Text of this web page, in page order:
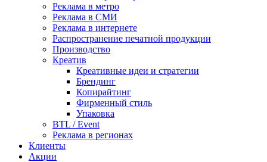
Реклама в метро
Реклама в СМИ
Реклама в интернете
Распространение печатной продукции
Производство
Креатив
Креативные идеи и стратегии
Брендинг
Копирайтинг
Фирменный стиль
Упаковка
BTL / Event
Реклама в регионах
Клиенты
Акции